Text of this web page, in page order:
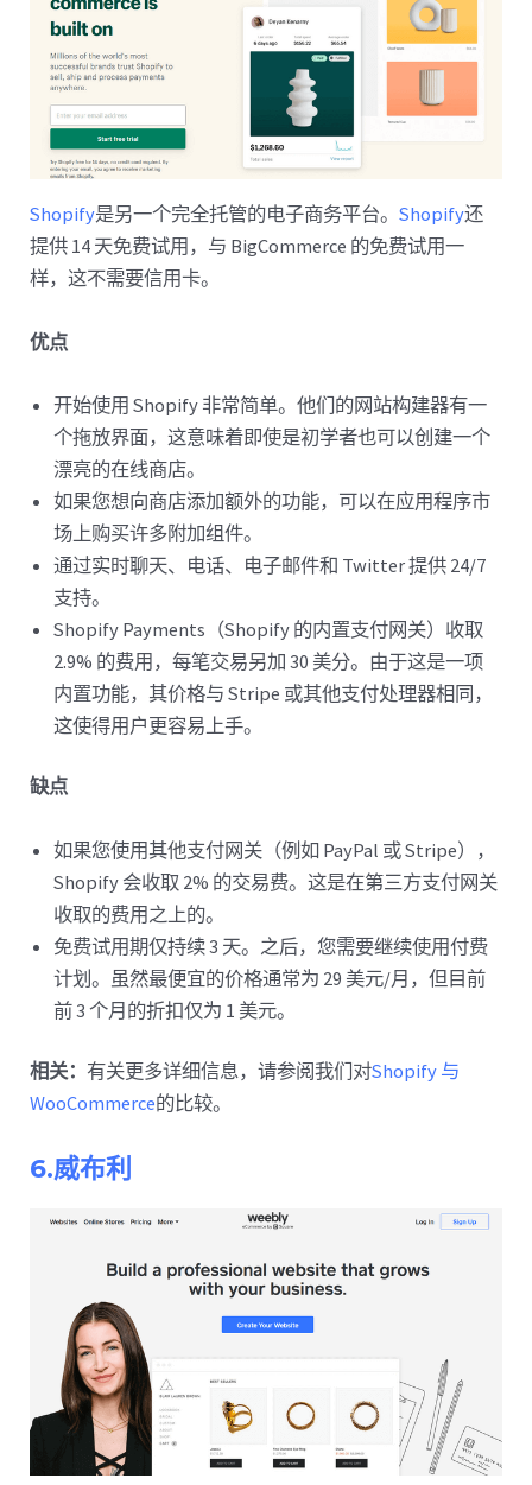
Shopify是另一个完全托管的电子商务平台。Shopify还
提供 14 天免费试用，与 BigCommerce 的免费试用一
样，这不需要信用卡。
优点
开始使用 Shopify 非常简单。他们的网站构建器有一
个拖放界面，这意味着即使是初学者也可以创建一个
漂亮的在线商店。
如果您想向商店添加额外的功能，可以在应用程序市
场上购买许多附加组件。
通过实时聊天、电话、电子邮件和 Twitter 提供 24/7
支持。
Shopify Payments（Shopify 的内置支付网关）收取
2.9% 的费用，每笔交易另加 30 美分。由于这是一项
内置功能，其价格与 Stripe 或其他支付处理器相同，
这使得用户更容易上手。
缺点
如果您使用其他支付网关（例如 PayPal 或 Stripe），
Shopify 会收取 2% 的交易费。这是在第三方支付网关
收取的费用之上的。
免费试用期仅持续 3 天。之后，您需要继续使用付费
计划。虽然最便宜的价格通常为 29 美元/月，但目前
前 3 个月的折扣仅为 1 美元。
相关： 有关更多详细信息，请参阅我们对Shopify 与
WooCommerce的比较。
6.威布利